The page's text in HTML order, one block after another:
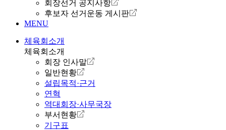
회장선거 공지사항
후보자 선거운동 게시판
MENU
체육회소개
체육회소개
회장 인사말
일반현황
설립목적·근거
연혁
역대회장·사무국장
부서현황
기구표